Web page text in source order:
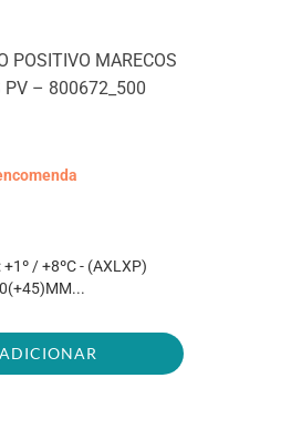
POSITIVO MARECOS
PV – 800672_500
+1º / +8ºC - (AXLXP)
ADICIONAR